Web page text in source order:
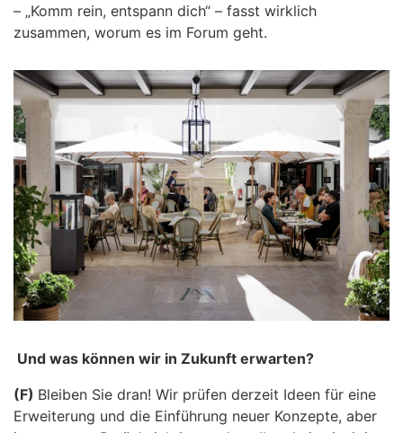
– „Komm rein, entspann dich“ – fasst wirklich
zusammen, worum es im Forum geht.
Und was können wir in Zukunft erwarten?
(F) Bleiben Sie dran! Wir prüfen derzeit Ideen für eine
Erweiterung und die Einführung neuer Konzepte, aber